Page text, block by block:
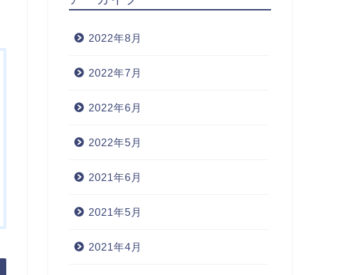
2022年8月
2022年7月
2022年6月
2022年5月
2021年6月
2021年5月
2021年4月